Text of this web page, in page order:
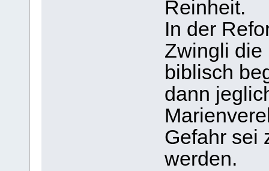
Reinheit.
In der
Zwingli die
biblisch
dann
Gefahr sei
werden.